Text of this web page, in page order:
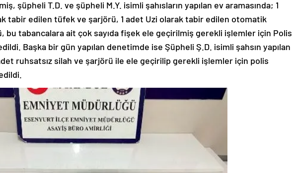
şüpheli T.D. ve şüpheli M.Y. isimli şahısların yapılan ev aramasında; 1
tabir edilen tüfek ve şarjörü, 1 adet Uzi olarak tabir edilen otomatik
bu tabancalara ait çok sayıda fişek ele geçirilmiş gerekli işlemler için Polis
Başka bir gün yapılan denetimde ise Şüpheli Ş.D. isimli şahsın yapılan
ruhsatsız silah ve şarjörü ile ele geçirilip gerekli işlemler için polis